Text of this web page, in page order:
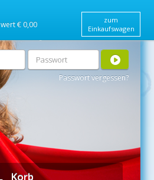
wert€ 0,00
zum
Einkaufswagen
Registrieren |Anmelden
Passwort vergessen?
Korb